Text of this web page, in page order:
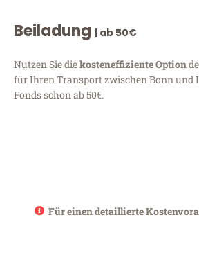
Beiladung | ab 50€
Nutzen Sie diekosteneffiziente Option
für Ihren Transport zwischen Bonn und
Fonds schon ab 50€.
Für einen detaillierte